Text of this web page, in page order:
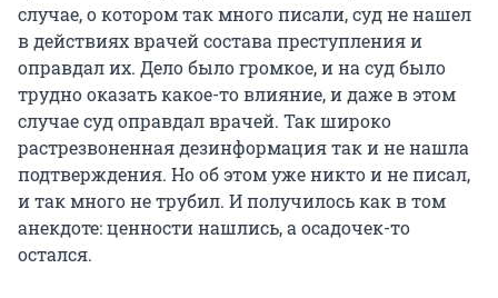
случае, о котором так много писали, суд не нашел
в действиях врачей состава преступления и
оправдал их. Дело было громкое, и на суд было
трудно оказать какое-то влияние, и даже в этом
случае суд оправдал врачей. Так широко
растрезвоненная дезинформация так и не нашла
подтверждения. Но об этом уже никто и не писал,
и так много не трубил. И получилось как в том
анекдоте: ценности нашлись, а осадочек-то
остался.